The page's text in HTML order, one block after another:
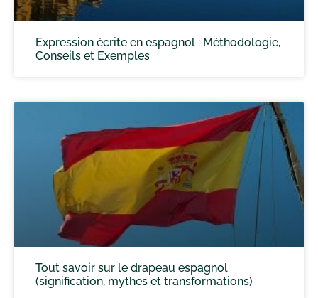
Expression écrite en espagnol : Méthodologie,
Conseils et Exemples
Tout savoir sur le drapeau espagnol
(signification, mythes et transformations)